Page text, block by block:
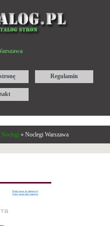
Regulamin
Noclegi » Noclegi Warszawa